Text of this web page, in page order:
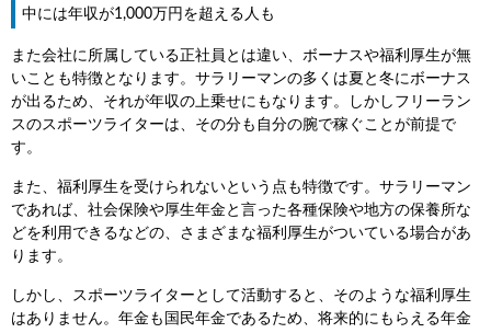
中には年収が1,000万円を超える人も
また会社に所属している正社員とは違い、ボーナスや福利厚生が無
いことも特徴となります。サラリーマンの多くは夏と冬にボーナス
が出るため、それが年収の上乗せにもなります。しかしフリーラン
スのスポーツライターは、その分も自分の腕で稼ぐことが前提で
す。
また、福利厚生を受けられないという点も特徴です。サラリーマン
であれば、社会保険や厚生年金と言った各種保険や地方の保養所な
どを利用できるなどの、さまざまな福利厚生がついている場合があ
ります。
しかし、スポーツライターとして活動すると、そのような福利厚生
はありません。年金も国民年金であるため、将来的にもらえる年金